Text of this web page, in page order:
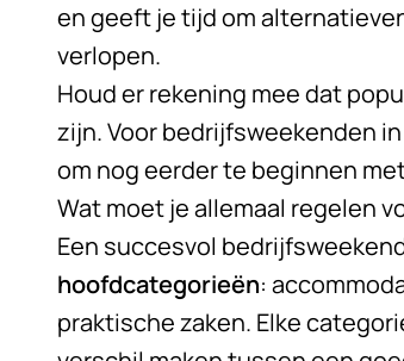
en geeft je tijd om
verlopen.
Houd er rekening mee dat
zijn. Voor bedrijfsweekenden
om nog eerder te beginnen
Wat moet je allemaal regelen
Een succesvol
hoofdcategorieën:
praktische zaken. Elke